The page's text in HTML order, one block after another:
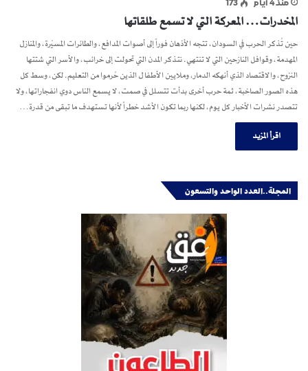
منذ 4 أيام 173
المخدرات… المعركة التي لا تسمع طلقاتها
حين تُذكر الحرب في السودان، تتجه الأذهان فوراً إلى أصوات المدافع، والطائرات المسيّرة، والمنازل
المهدمة، وقوافل النازحين التي لا تنتهي. نتذكر المدن التي تحولت إلى خرائب، والأسر التي شتتها
النزوح، والاقتصاد الذي أنهكه الدمار، وملايين الأطفال الذين حُرموا من التعليم. لكن، وسط كل
هذه الصور الصاخبة، ثمة حرب أخرى بدأت تتسلل في صمت، لا يسمع الناس دوي انفجاراتها، ولا
تتصدر نشرات الأخبار كل يوم، لكنها ربما تكون الأشد خطراً لأنها تستهدف ما تبقى من قدرة…
اقرأ المزيد
المجلة..العدد الواحد والتسعون